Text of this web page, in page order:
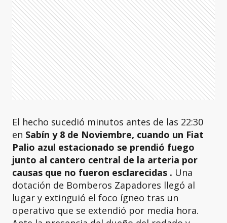
El hecho sucedió minutos antes de las 22:30
en Sabín y 8 de Noviembre, cuando un Fiat
Palio azul estacionado se prendió fuego
junto al cantero central de la arteria por
causas que no fueron esclarecidas . Una
dotación de Bomberos Zapadores llegó al
lugar y extinguió el foco ígneo tras un
operativo que se extendió por media hora.